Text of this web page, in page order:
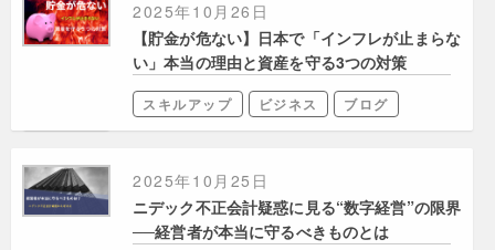
2025年10月26日
【貯金が危ない】日本で「インフレが止まらな
い」本当の理由と資産を守る3つの対策
スキルアップ ビジネス ブログ
2025年10月25日
ニデック不正会計疑惑に見る“数字経営”の限界
──経営者が本当に守るべきものとは